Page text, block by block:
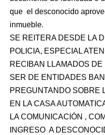
que el desconocido
inmueble.
SE REITERA DESDE LA
POLICIA, ESPECIAL
RECIBAN LLAMADOS
SER DE ENTIDADES
PREGUNTANDO SOBRE
EN LA CASA
LA COMUNICACIÓN ,
INGRESO A